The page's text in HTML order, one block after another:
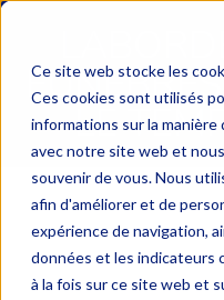
Ce site web stocke les
Ces cookies sont utilisés
informations sur la
avec notre site web et
souvenir de vous. Nous
afin d'améliorer et de
expérience de navigation,
données et les indicateurs
à la fois sur ce site web et
– LE